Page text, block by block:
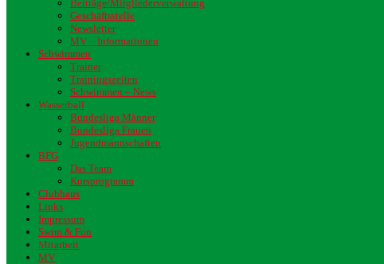
Beiträge/Mitgliederverwaltung
Geschäftsstelle
Newsletter
MV – Informationen
Schwimmen
Trainer
Trainingszeiten
Schwimmen – News
Wasserball
Bundesliga Männer
Bundesliga Frauen
Jugendmannschaften
BFG
Das Team
Kursprogramm
Clubhaus
Links
Impressum
Swim & Fun
Mitarbeit
MV